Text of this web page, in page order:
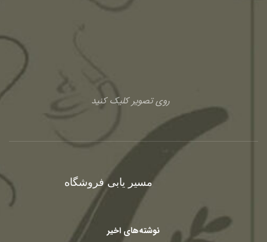
روی تصویر کلیک کنید
مسیر یابی فروشگاه
نوشته‌های اخیر